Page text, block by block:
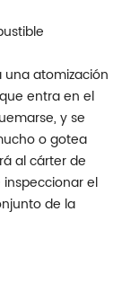
una atomización
entra en el
y se
o gotea
al cárter de
el
de la